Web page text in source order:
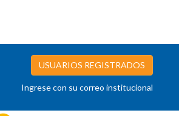
USUARIOS REGISTRADOS
Ingrese con su correo institucional